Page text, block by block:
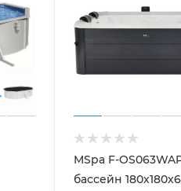
MSpa F-
бассейн